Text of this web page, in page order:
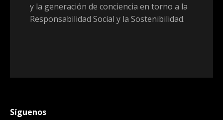
y la generación de conciencia en torno a la
Responsabilidad Social y la Sostenibilidad.
Síguenos